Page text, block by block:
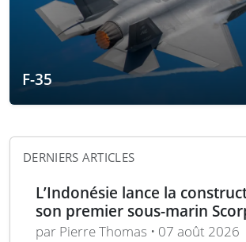
F-35
DERNIERS ARTICLES
L’Indonésie lance la
son premier sous-marin
par Pierre Thomas • 07 août 2026